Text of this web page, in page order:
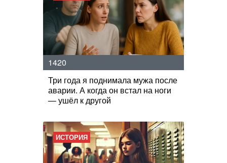
1420
Три года я поднимала мужа после
аварии. А когда он встал на ноги
— ушёл к другой
ИСТОРИЯ